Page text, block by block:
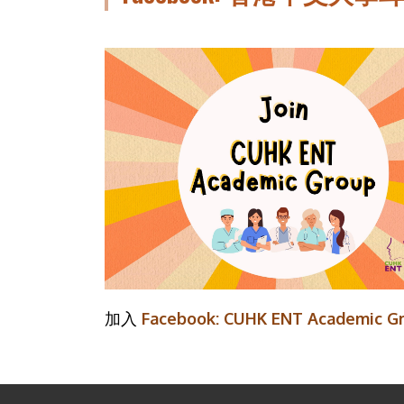
加入 Facebook: CUHK ENT Academic